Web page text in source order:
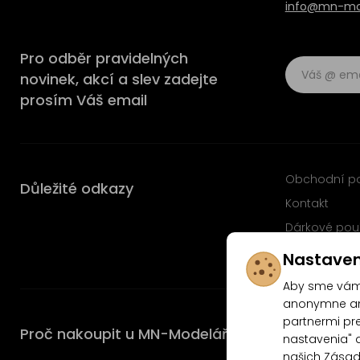
info@mn-
Pro odběr pravidelných
novinek, akcí a slev zadejte
prosím Váš email
Důležité odkazy Obchodní
Kontakt
Dárkové
Časté dotazy
Proč nakoupit u MN-Modelář.cz
Aby sme
anonymne
partnermi
nastavenia"
našich